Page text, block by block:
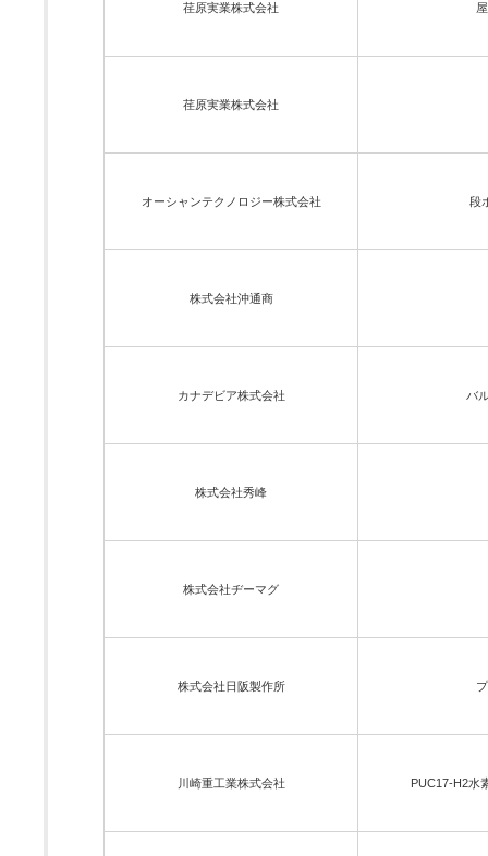
荏原実業株式会社
荏原実業株式会社
オーシャンテクノロジー株式会社 段
株式会社沖通商
カナデビア株式会社 バ
株式会社秀峰
株式会社ヂーマグ
株式会社日阪製作所
川崎重工業株式会社 PUC17-H2水